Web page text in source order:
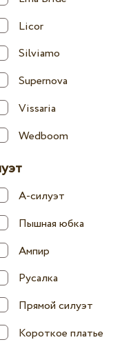
Licor
Silviamo
Supernova
Vissaria
Wedboom
А-силуэт
Пышная юбка
Ампир
Русалка
Прямой силуэт
Короткое платье